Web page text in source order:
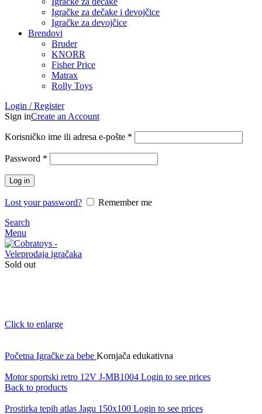
Igračke za dečake i devojčice
Igračke za devojčice
Brendovi
Bruder
KNORR
Fisher Price
Matrax
Rolly Toys
Login / Register
Sign inCreate an Account
Korisničko ime ili adresa e-pošte *
Password *
Log in
Lost your password?
Remember me
Search
Menu
Sold out
Click to enlarge
Početna Igračke za bebe Kornjača edukativna
Motor sportski retro 12V J-MB1004 Login to see prices
Back to products
Prostirka tepih atlas Jagu 150x100 Login to see prices